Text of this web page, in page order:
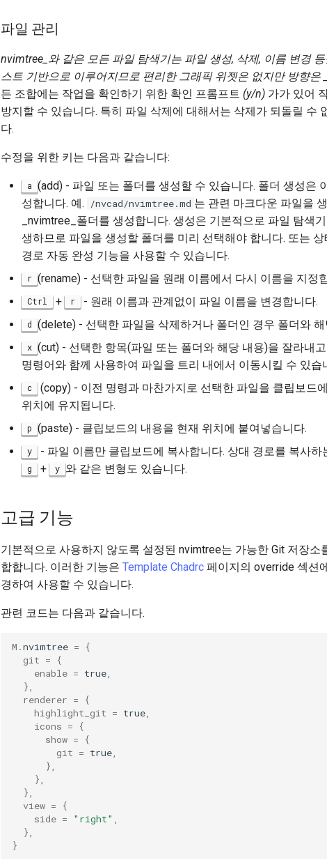
파일 관리
nvimtree_와 같은 모든 파일 탐색기는 파일 생성, 삭제, 이름 변경
스트 기반으로 이루어지므로 편리한 그래픽 위젯은 없지만 방향은
든 조합에는 작업을 확인하기 위한 확인 프롬프트 (y/n) 가가 있어
방지할 수 있습니다. 특히 파일 삭제에 대해서는 삭제가 되돌릴 수
다.
수정을 위한 키는 다음과 같습니다:
a (add) - 파일 또는 폴더를 생성할 수 있습니다. 폴더 생성은
성합니다. 예.
/nvcad/nvimtree.md 는 관련 마크다운 파일을
_nvimtree_폴더를 생성합니다. 생성은 기본적으로 파일 탐색
생하므로 파일을 생성할 폴더를 미리 선택해야 합니다. 또는
경로 자동 완성 기능을 사용할 수 있습니다.
r (rename) - 선택한 파일을 원래 이름에서 다시 이름을 지정
Ctrl + r - 원래 이름과 관계없이 파일 이름을 변경합니다.
d (delete) - 선택한 파일을 삭제하거나 폴더인 경우 폴더와
x (cut) - 선택한 항목(파일 또는 폴더와 해당 내용)을 잘라내
명령어와 함께 사용하여 파일을 트리 내에서 이동시킬 수 있습
c (copy) - 이전 명령과 마찬가지로 선택한 파일을 클립보드
위치에 유지됩니다.
p (paste) - 클립보드의 내용을 현재 위치에 붙여넣습니다.
y - 파일 이름만 클립보드에 복사합니다. 상대 경로를 복사하
g + y 와 같은 변형도 있습니다.
고급 기능
기본적으로 사용하지 않도록 설정된 nvimtree는 가능한 Git 저장소
합합니다. 이러한 기능은 Template Chadrc 페이지의 override 섹션
경하여 사용할 수 있습니다.
관련 코드는 다음과 같습니다.
M .nvimtree =
{
git =
{
enable = true
},
renderer =
{
highlight_git = true
icons =
{
show =
{
git = true
},
},
},
view =
{
side = "right"
},
}